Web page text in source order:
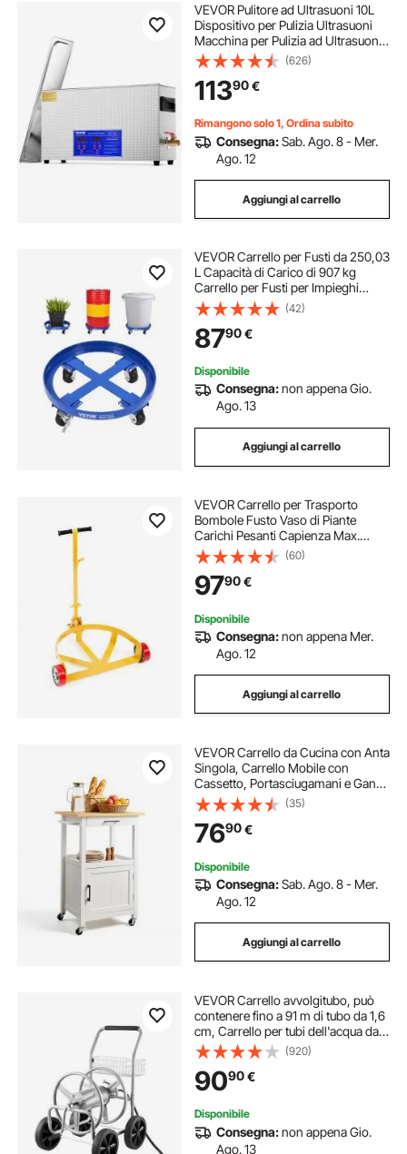
VEVOR Pulitore ad Ultrasuoni 10L
Dispositivo per Pulizia Ultrasuoni
Macchina per Pulizia ad Ultrasuoni
da 300W con Timer Riscaldatore,
Pulitore Digitale da 40 kHz con
Cestello per Parti Gioielli
(626)
11390€
Rimangono solo 1, Ordina subito
Consegna:Sab. Ago. 8 - Mer.
Ago. 12
Aggiungi al carrello
VEVOR Carrello per Fusti da 250,03
L Capacità di Carico di 907 kg
Carrello per Fusti per Impieghi
Gravosi con Rinforzi Trasversali e 4
Ruote Girevoli, per Movimentazione
di Fusti in Magazzino, Blu
(42)
8790€
Disponibile
Consegna:non appena Gio.
Ago. 13
Aggiungi al carrello
VEVOR Carrello per Trasporto
Bombole Fusto Vaso di Piante
Carichi Pesanti Capienza Max.
544kg con Maniglia per Fusto di
Capacità Max. 250 Litri, Carrello
con Ruote per Trasporto Fusto
Piante in Q235
(60)
9790€
Disponibile
Consegna:non appena Mer.
Ago. 12
Aggiungi al carrello
VEVOR Carrello da Cucina con Anta
Singola, Carrello Mobile con
Cassetto, Portasciugamani e Ganci,
Tavolo Portatile con Ruote, Piccole
Isole da Caffè, Supporto per Sala da
Pranzo, Bianco
(35)
7690€
Disponibile
Consegna:Sab. Ago. 8 - Mer.
Ago. 12
Aggiungi al carrello
VEVOR Carrello avvolgitubo, può
contenere fino a 91 m di tubo da 1,6
cm, Carrello per tubi dell'acqua da
giardino Attrezzi mobili con 4 ruote,
Piantagione esterno in acciaio
verniciato a polvere
(920)
9090€
Disponibile
Consegna:non appena Gio.
Ago. 13